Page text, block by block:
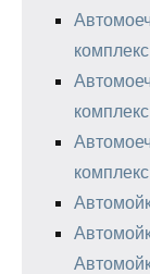
комплекс
комплекс
комплекс